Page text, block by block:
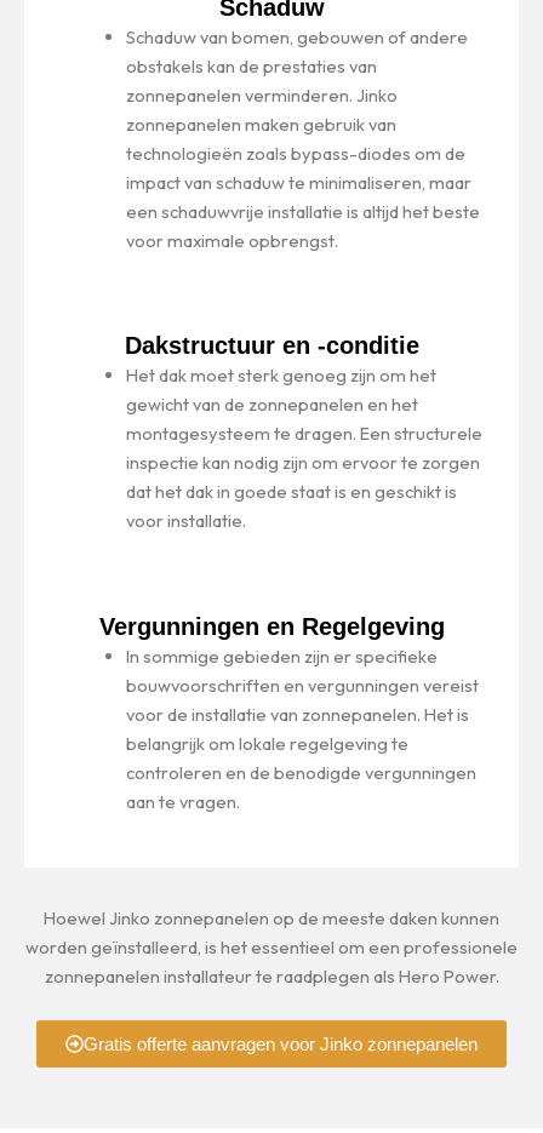
Schaduw
Schaduw van bomen, gebouwen of andere
obstakels kan de prestaties van
zonnepanelen verminderen. Jinko
zonnepanelen maken gebruik van
technologieën zoals bypass-diodes om de
impact van schaduw te minimaliseren, maar
een schaduwvrije installatie is altijd het beste
voor maximale opbrengst.
Dakstructuur en -conditie
Het dak moet sterk genoeg zijn om het
gewicht van de zonnepanelen en het
montagesysteem te dragen. Een structurele
inspectie kan nodig zijn om ervoor te zorgen
dat het dak in goede staat is en geschikt is
voor installatie.
Vergunningen en Regelgeving
In sommige gebieden zijn er specifieke
bouwvoorschriften en vergunningen vereist
voor de installatie van zonnepanelen. Het is
belangrijk om lokale regelgeving te
controleren en de benodigde vergunningen
aan te vragen.
Hoewel Jinko zonnepanelen op de meeste daken kunnen
worden geïnstalleerd, is het essentieel om een professionele
zonnepanelen installateur te raadplegen als Hero Power.
Gratis offerte aanvragen voor Jinko zonnepanelen